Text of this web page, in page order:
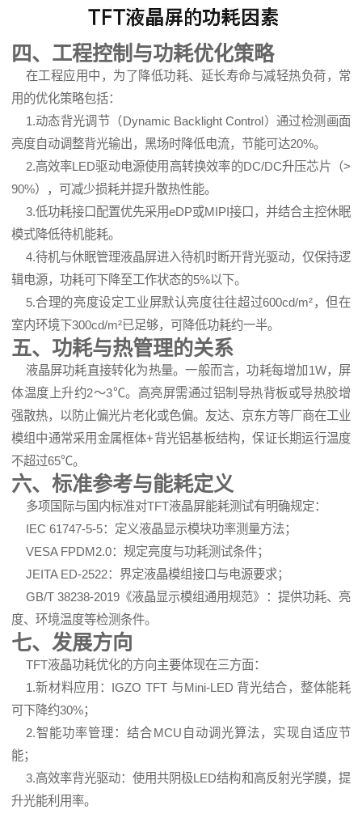
四、工程控制与功耗优化策略
在工程应用中，为了降低功耗、延长寿命与减轻热负荷，常
用的优化策略包括：
1.动态背光调节（Dynamic Backlight Control）通过检测画面
亮度自动调整背光输出，黑场时降低电流，节能可达20%。
2.高效率LED驱动电源使用高转换效率的DC/DC升压芯片（>
90%），可减少损耗并提升散热性能。
3.低功耗接口配置优先采用eDP或MIPI接口，并结合主控休眠
模式降低待机能耗。
4.待机与休眠管理液晶屏进入待机时断开背光驱动，仅保持逻
辑电源，功耗可下降至工作状态的5%以下。
5.合理的亮度设定工业屏默认亮度往往超过600cd/m²，但在
室内环境下300cd/m²已足够，可降低功耗约一半。
五、功耗与热管理的关系
液晶屏功耗直接转化为热量。一般而言，功耗每增加1W，屏
体温度上升约2～3℃。高亮屏需通过铝制导热背板或导热胶增
强散热，以防止偏光片老化或色偏。友达、京东方等厂商在工业
模组中通常采用金属框体+背光铝基板结构，保证长期运行温度
不超过65℃。
六、标准参考与能耗定义
多项国际与国内标准对TFT液晶屏能耗测试有明确规定：
IEC 61747-5-5：定义液晶显示模块功率测量方法；
VESA FPDM2.0：规定亮度与功耗测试条件；
JEITA ED-2522：界定液晶模组接口与电源要求；
GB/T 38238-2019《液晶显示模组通用规范》：提供功耗、亮
度、环境温度等检测条件。
七、发展方向
TFT液晶功耗优化的方向主要体现在三方面：
1.新材料应用：IGZO TFT 与Mini-LED 背光结合，整体能耗
可下降约30%；
2.智能功率管理：结合MCU自动调光算法，实现自适应节
能；
3.高效率背光驱动：使用共阴极LED结构和高反射光学膜，提
升光能利用率。